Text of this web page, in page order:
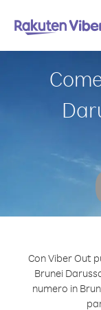
Con Viber Out
Brunei
numero in